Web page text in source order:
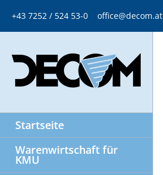
+43 7252 / 524 53-0 office@decom.at
Startseite
Warenwirtschaft für
KMU